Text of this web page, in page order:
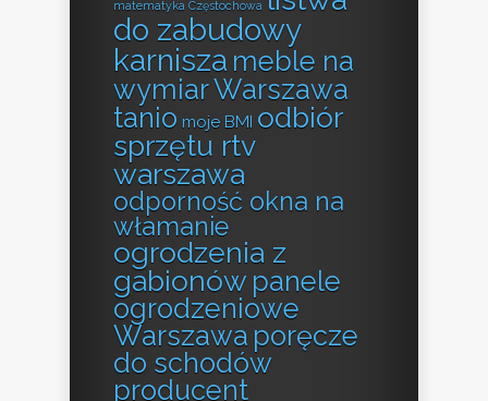
matematyka Częstochowa
do zabudowy
karnisza meble na
wymiar Warszawa
tanio moje BMI odbiór
sprzętu rtv
warszawa
odporność okna na
włamanie
ogrodzenia z
gabionów panele
ogrodzeniowe
Warszawa poręcze
do schodów
producent